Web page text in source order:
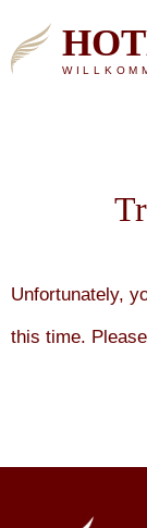
to
Unfortunately,
this time.